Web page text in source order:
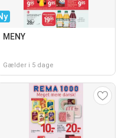
MENY
Gælder i 5 dage